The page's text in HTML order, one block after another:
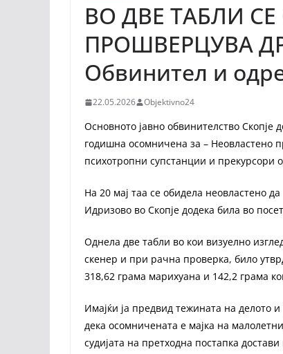
ВО ДВЕ ТАБЛИ
ПРОШВЕРЦУВА
Обвинител и
22.05.2026 Objektivno24
Основното јавно обвинителство
годишна осомничена за – Неовластено
психотропни супстанции и прекурсори
На 20 мај таа се обидела неовластено
Идризово во Скопје додека била во
Однела две табли во кои визуелно
скенер и при рачна проверка, било
318,62 грама марихуана и 142,2 грама
Имајќи ја предвид тежината на делото
дека осомничената е мајка на
судијата на претходна постапка